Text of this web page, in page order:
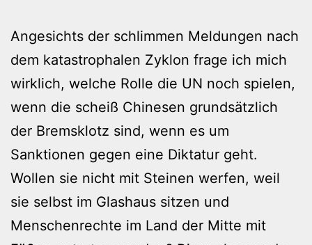
Angesichts der schlimmen Meldungen nach
dem katastrophalen Zyklon frage ich mich
wirklich, welche Rolle die UN noch spielen,
wenn die scheiß Chinesen grundsätzlich
der Bremsklotz sind, wenn es um
Sanktionen gegen eine Diktatur geht.
Wollen sie nicht mit Steinen werfen, weil
sie selbst im Glashaus sitzen und
Menschenrechte im Land der Mitte mit